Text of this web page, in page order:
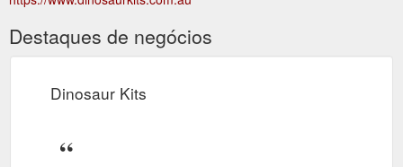
Destaques de negócios
Dinosaur Kits